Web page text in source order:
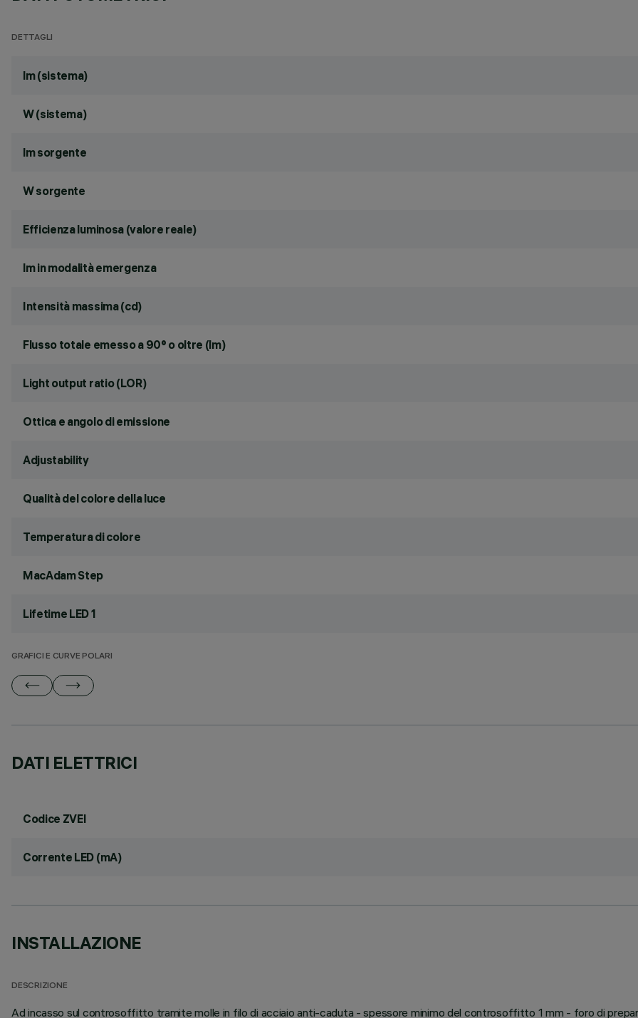
DETTAGLI
lm (sistema)
W (sistema)
lm sorgente
W sorgente
Efficienza luminosa (valore reale)
lm in modalità emergenza
Intensità massima (cd)
Flusso totale emesso a 90° o oltre (lm)
Light output ratio (LOR)
Ottica e angolo di emissione
Adjustability
Qualità del colore della luce
Temperatura di colore
MacAdam Step
Lifetime LED 1
GRAFICI E CURVE POLARI
DATI ELETTRICI
Codice ZVEI
Corrente LED (mA)
INSTALLAZIONE
DESCRIZIONE
Ad incasso sul controsoffitto tramite molle in filo di acciaio anti-caduta - spessore minimo del controsoffitto 1 mm - foro di